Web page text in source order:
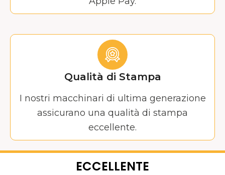
Qualità di Stampa
I nostri macchinari di ultima generazione
assicurano una qualità di stampa
eccellente.
ECCELLENTE